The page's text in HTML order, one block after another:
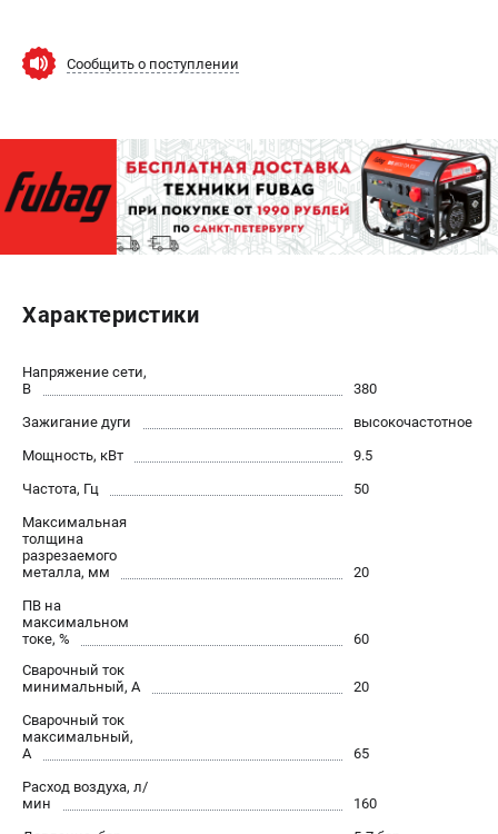
Как нас найти
Юридическая информация
О бренде
Пользовательское соглашение
Способы оплаты
Генераторы инверторные
Генераторы сварочные
Как выбрать мотопомпу?
Как выбрать бензопилу?
Как правильно выбрать генератор?
Как выбрать сварочный аппарат?
Аппараты контактной сварки
Сварочные аппараты TIG
Сварочные материалы
Сообщить о поступлении
Характеристики
Напряжение сети,
В
380
Зажигание дуги
высокочастотное
Мощность, кВт
9.5
Частота, Гц
50
Максимальная
толщина
разрезаемого
металла, мм
20
ПВ на
максимальном
токе, %
60
Сварочный ток
минимальный, А
20
Сварочный ток
максимальный,
А
65
Расход воздуха, л/
мин
160